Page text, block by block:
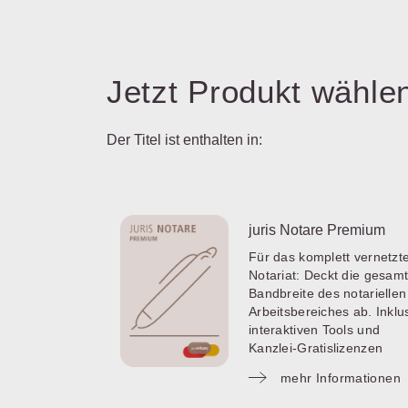
Jetzt Produkt
Der Titel ist enthalten in:
juris Notare Premium
Für das komplett vernetzte
Notariat: Deckt die
Bandbreite des notariellen
Arbeitsbereiches ab.
interaktiven Tools und
Kanzlei-Gratislizenzen
mehr Informationen